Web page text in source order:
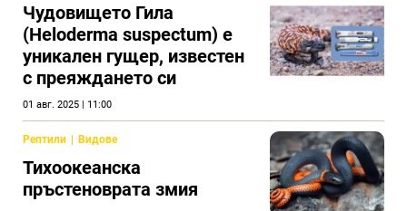
Чудовището Гила
(Heloderma suspectum) e
уникален гущер, известен
с преяждането си
01 авг. 2025 | 11:00
Рептили Видове
Тихоокеанска
пръстеноврата змия